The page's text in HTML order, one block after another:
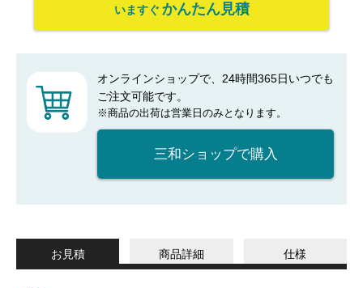
いますぐ かんたん見積
オンラインショップで、24時間365日いつでも
ご注文可能です。
※商品の出荷は営業日のみとなります。
三和ショップで購入
お見積 商品詳細 仕様